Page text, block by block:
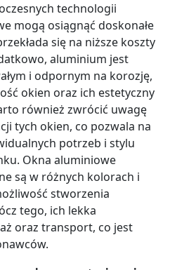
technologii
mogą osiągnąć doskonałe
się na niższe koszty
aluminium jest
i odpornym na korozję,
okien oraz ich estetyczny
również zwrócić uwagę
tych okien, co pozwala na
potrzeb i stylu
Okna aluminiowe
są w różnych kolorach i
stworzenia
tego, ich lekka
oraz transport, co jest